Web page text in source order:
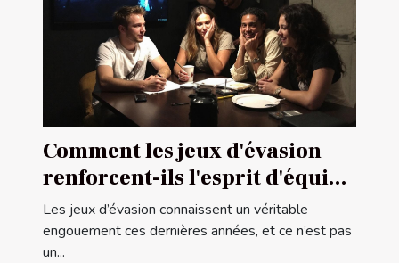
Comment les jeux d'évasion
renforcent-ils l'esprit d'équipe
?
Les jeux d’évasion connaissent un véritable
engouement ces dernières années, et ce n’est pas
un...